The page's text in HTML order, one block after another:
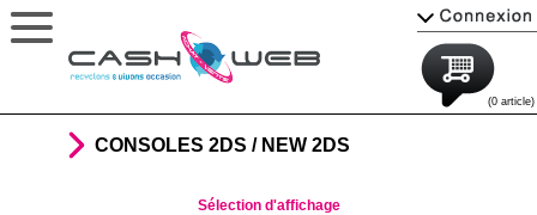
(0 article)
CONSOLES 2DS / NEW 2DS
Sélection d'affichage